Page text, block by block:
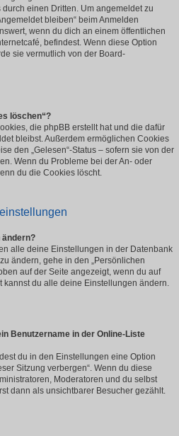
einen Dritten. Um angemeldet zu
bleiben“ beim Anmelden
wenn du dich an einem öffentlichen
befindest. Wenn diese Option
sie vermutlich von der Board-
löschen“?
die phpBB erstellt hat und die dafür
bleibst. Außerdem ermöglichen Cookies
den „Gelesen“-Status – sofern sie von der
Wenn du Probleme bei der An- oder
du die Cookies löscht.
ändern?
alle deine Einstellungen in der Datenbank
ändern, gehe in den „Persönlichen
auf der Seite angezeigt, wenn du auf
kannst du alle deine Einstellungen ändern.
Benutzername in der Online-Liste
du in den Einstellungen eine Option
Sitzung verbergen“. Wenn du diese
Moderatoren und du selbst
dann als unsichtbarer Besucher gezählt.